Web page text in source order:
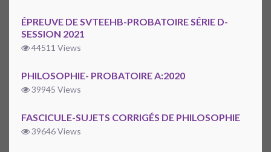
ÉPREUVE DE SVTEEHB-PROBATOIRE SÉRIE D-
SESSION 2021
44511 Views
PHILOSOPHIE- PROBATOIRE A:2020
39945 Views
FASCICULE-SUJETS CORRIGÉS DE PHILOSOPHIE
39646 Views